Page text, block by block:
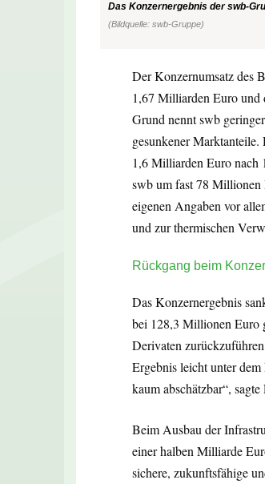
Das Konzernergebnis der swb-
(Bildquelle: swb-Gruppe)
Der Konzernumsatz des
1,67 Milliarden Euro
Grund nennt swb
gesunkener
1,6 Milliarden Euro nach
swb um fast 78 Millionen
eigenen Angaben vor
und zur thermischen
Rückgang beim
Das Konzernergebnis
bei 128,3 Millionen Euro
Derivaten
Ergebnis leicht unter
kaum abschätzbar“,
Beim Ausbau der
einer halben Milliarde
sichere, zukunftsfähige